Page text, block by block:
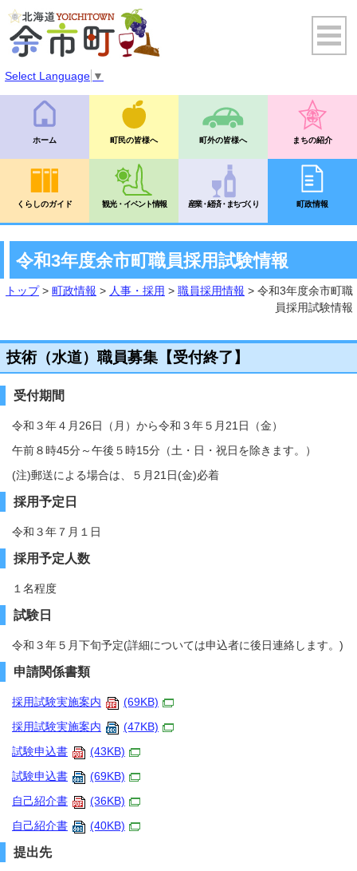
Select Language ▼
ホーム 町民の皆様へ 町外の皆様へ まちの紹介
くらしのガイド 観光・イベント情報 産業・経済・まちづくり 町政情報
令和3年度余市町職員採用試験情報
トップ> 町政情報 > 人事・採用 > 職員採用情報 > 令和3年度余市町職
員採用試験情報
技術（水道）職員募集【受付終了】
受付期間
令和３年４月26日（月）から令和３年５月21日（金）
午前８時45分～午後５時15分（土・日・祝日を除きます。）
(注)郵送による場合は、５月21日(金)必着
採用予定日
令和３年７月１日
採用予定人数
１名程度
試験日
令和３年５月下旬予定(詳細については申込者に後日連絡します。)
申請関係書類
採用試験実施案内
(69KB)
採用試験実施案内
(47KB)
試験申込書
(43KB)
試験申込書
(69KB)
自己紹介書
(36KB)
自己紹介書
(40KB)
提出先